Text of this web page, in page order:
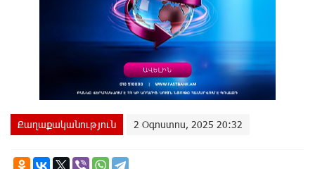
Քաղաքականություն 2 Օգոստոս, 2025 20:32